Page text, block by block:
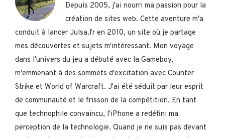
Depuis 2005, j'ai nourri ma passion pour la
création de sites web. Cette aventure m'a
conduit à lancer Julsa.fr en 2010, un site où je partage
mes découvertes et sujets m'intéressant. Mon voyage
dans l'univers du jeu a débuté avec la Gameboy,
m'emmenant à des sommets d'excitation avec Counter
Strike et World of Warcraft. J'ai été séduit par leur esprit
de communauté et le frisson de la compétition. En tant
que technophile convaincu, l'iPhone a redéfini ma
perception de la technologie. Quand je ne suis pas devant